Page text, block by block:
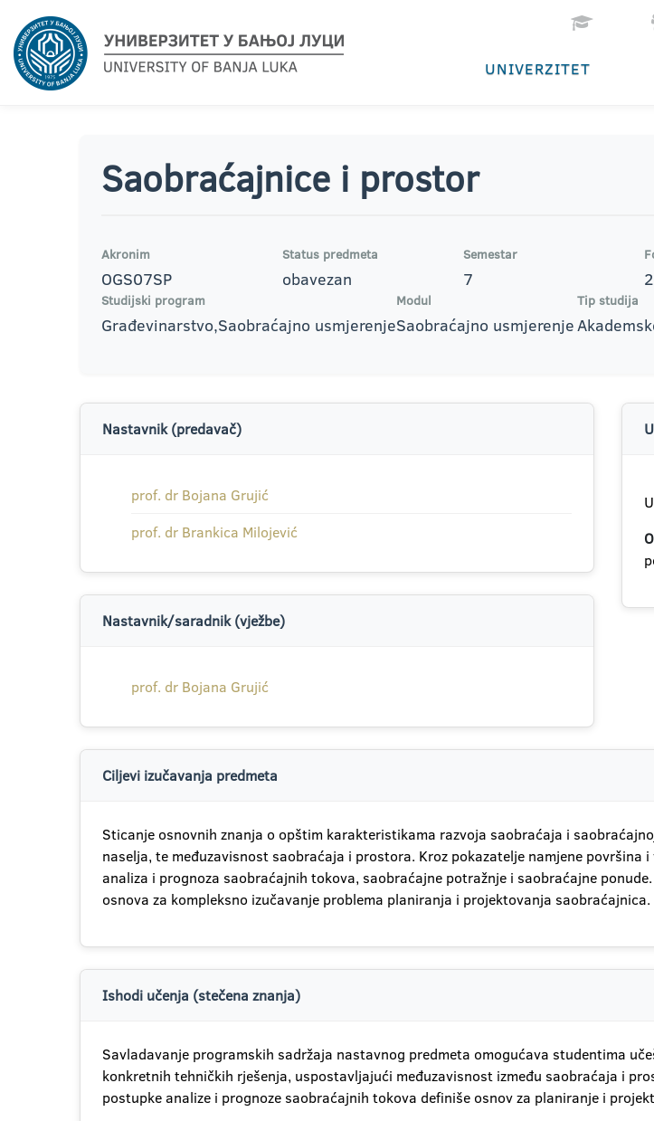
UNIVERZITET
Saobraćajnice i prostor
Akronim
OGS07SP
Status predmeta
obavezan
Semestar
7
Studijski program
Građevinarstvo,Saobraćajno usmjerenje
Modul
Saobraćajno usmjerenje
Tip studija
Nastavnik (predavač)
prof. dr Bojana Grujić
prof. dr Brankica Milojević
Nastavnik/saradnik (vježbe)
prof. dr Bojana Grujić
Ciljevi izučavanja predmeta
Sticanje osnovnih znanja o opštim karakteristikama razvoja saobraćaja i
naselja, te međuzavisnost saobraćaja i prostora. Kroz pokazatelje namjene
analiza i prognoza saobraćajnih tokova, saobraćajne potražnje i saobraćajne
osnova za kompleksno izučavanje problema planiranja i projektovanja saobraćajnica.
Ishodi učenja (stečena znanja)
Savladavanje programskih sadržaja nastavnog predmeta omogućava studentima
konkretnih tehničkih rješenja, uspostavljajući međuzavisnost između saobraćaja i
postupke analize i prognoze saobraćajnih tokova definiše osnov za planiranje i